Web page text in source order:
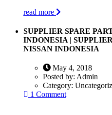
read more
SUPPLIER SPARE
INDONESIA |
NISSAN INDONESIA
May 4, 2018
Posted by: Admin
Category:
1 Comment